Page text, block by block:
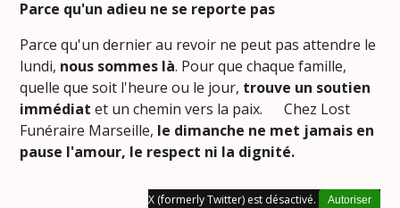
Parce qu'un adieu ne se reporte pas
Parce qu'un dernier au revoir ne peut pas attendre le
lundi, nous sommes là. Pour que chaque famille,
quelle que soit l'heure ou le jour, trouve un soutien
immédiat et un chemin vers la paix. Chez Lost
Funéraire Marseille, le dimanche ne met jamais en
pause l'amour, le respect ni la dignité.
X (formerly Twitter) est désactivé. Autoriser